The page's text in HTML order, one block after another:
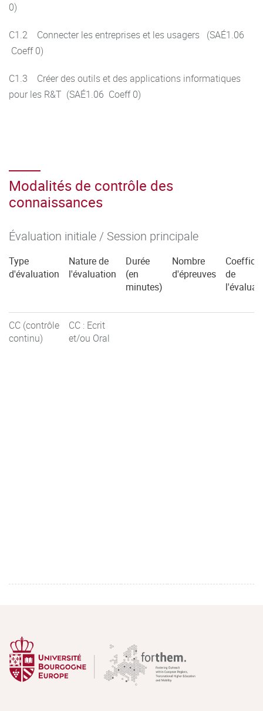
0)
C1.2 Connecter les entreprises et les usagers (SAÉ1.06
Coeff 0)
C1.3 Créer des outils et des applications informatiques
pour les R&T (SAÉ1.06 Coeff 0)
Modalités de contrôle des
connaissances
Évaluation initiale / Session principale
Type
d'évaluation
Nature de
l'évaluation
Durée
(en
minutes)
Nombre
d'épreuves
de
CC (contrôle
continu)
CC : Ecrit
et/ou Oral